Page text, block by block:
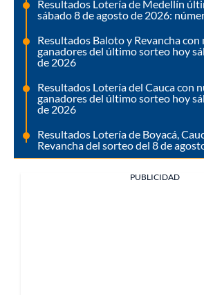
Resultados Lotería de Medellín
sábado 8 de agosto de 2026:
Resultados Baloto y Revancha con
ganadores del último sorteo hoy
de 2026
Resultados Lotería del Cauca con
ganadores del último sorteo hoy
de 2026
Resultados Lotería de Boyacá,
Revancha del sorteo del 8 de
PUBLICIDAD